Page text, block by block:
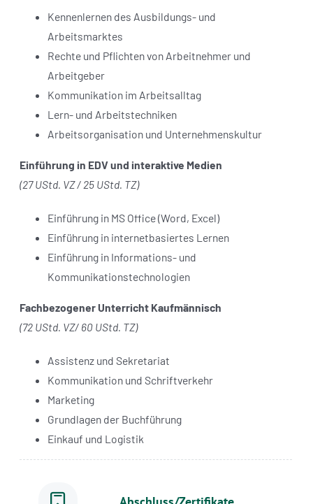
Kennenlernen des Ausbildungs- und
Arbeitsmarktes
Rechte und Pflichten von Arbeitnehmer und
Arbeitgeber
Kommunikation im Arbeitsalltag
Lern- und Arbeitstechniken
Arbeitsorganisation und Unternehmenskultur
Einführung in EDV und interaktive Medien
(27 UStd. VZ / 25 UStd. TZ)
Einführung in MS Office (Word, Excel)
Einführung in internetbasiertes Lernen
Einführung in Informations- und
Kommunikationstechnologien
Fachbezogener Unterricht Kaufmännisch
(72 UStd. VZ/ 60 UStd. TZ)
Assistenz und Sekretariat
Kommunikation und Schriftverkehr
Marketing
Grundlagen der Buchführung
Einkauf und Logistik